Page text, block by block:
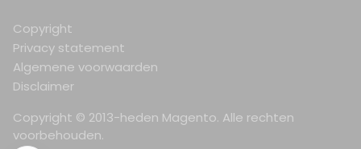
Copyright © 2013-heden Magento. Alle rechten
voorbehouden.
Copyright
Privacy statement
Algemene voorwaarden
Disclaimer